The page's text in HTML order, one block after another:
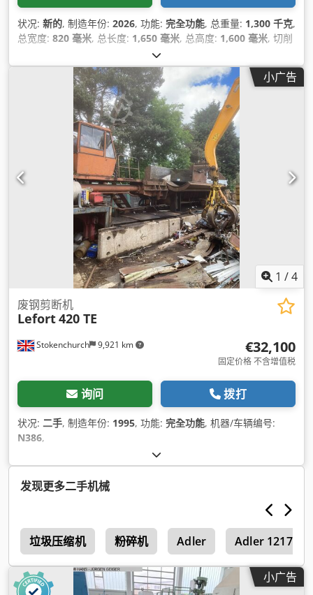
状况: 新的, 制造年份: 2026, 功能: 完全功能, 总重量: 1,300 千克,
总宽度: 820 毫米, 总长度: 1,650 毫米, 总高度: 1,600 毫米, 切削
, 保修期限:
份:2026, 功率:7.5 千瓦 (10.20 马力), MIZAR ALS 系列 - 废旧金
属和电缆的液压鳄鱼剪 / 鳄式剪切机 用于废电缆和金属的高精度
液压剪切 MIZAR ALS 系列专为强大而可靠地液压剪切废电缆、
铝、铜和各种金属型材而设计。ALS 剪切机专为耐用性和操作安
全性而设计，可在要求苛刻的回收环境中提供一致的剪切性能。
专为工业性能和优势而设计 • 先进的液压系统： 配备优质的
Bosch Rexroth 液压系统，以确保压力稳定、运行平稳快速以及
使用寿命长。 • 硬化气缸轴： 感应淬火和镀铬的气缸轴具有出色
的耐磨性和防腐保护，确保在重载条件下的持续性能。 • 高强度
刀片技术： 经过特殊处理的高合金工具钢刀片可提供高剪切效率
并延长刀片寿命，从而显着降低维护频率。 • 工业级电子元件：
所有电气和电子元件均由西门子 (Siemens) 提供支持，确保最大
的运行可靠性和全球服务可用性。完全通过 CE 和 EAC 认证，符
合国际标准。 应用领域 • 电缆回收： 废铜和铝电缆、重型线
束。 • 有色金属： 铝型材、挤压件和窗框。 • 重型废料： 铜母
线、导电排和工业金属边角料。 • 轻金属废料： 用于进一步粉碎
或熔炼的一般金属清洁和准备。 型号范围和技术亮点（请根据您
的材料类型和产能索取准确的配置） • ALS S1： 适用于中等产能
吞吐量要求扩展了剪切能力。 为什么选择 MIZAR ALS 系列？ •
高液压稳定性和精密剪切 • 刀片寿命长，维护成本低 • 安全且操
连续的工业回收环境而建 需要量身定制的剪切解决方案吗？请联
系我们获取定制报价、技术详细信息，或发送您的物料进行性能
测试。 Codpeyyuptsfx Actsrf Mizar Recycling Machinery
小广告
1 /4
Stokenchurch 9,921 km
废钢剪断机
Lefort420 TE
€32,100
固定价格 不含增值税
询问 拨打
状况: 二手, 制造年份: 1995, 功能: 完全功能, 机器/车辆编号:
N386,
发现更多二手机械
垃圾压缩机 粉碎机 Adler Adler 1217
小广告